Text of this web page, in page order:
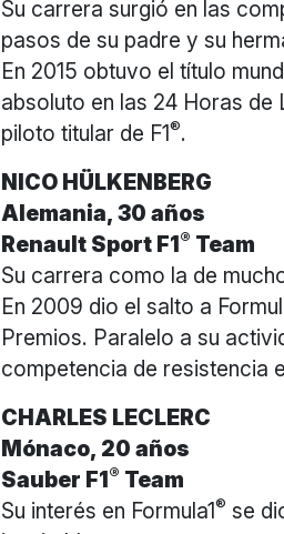
Su carrera surgió en las
pasos de su padre y su
En 2015 obtuvo el título
absoluto en las 24 Horas
piloto titular de F1®.
NICO HÜLKENBERG
Alemania, 30 años
Renault Sport F1® Team
Su carrera como la de
En 2009 dio el salto a
Premios. Paralelo a su
competencia de resistencia
CHARLES LECLERC
Mónaco, 20 años
Sauber F1® Team
Su interés en Formula1® se